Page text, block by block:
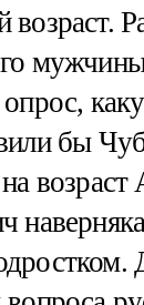
бы
возраст